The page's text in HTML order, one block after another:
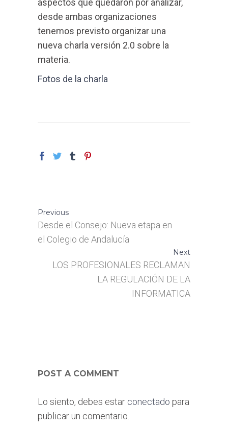
aspectos que quedaron por analizar,
desde ambas organizaciones
tenemos previsto organizar una
nueva charla versión 2.0 sobre la
materia.
Fotos de la charla
Previous
Desde el Consejo: Nueva etapa en
el Colegio de Andalucía
Next
LOS PROFESIONALES RECLAMAN
LA REGULACIÓN DE LA
INFORMATICA
POST A COMMENT
Lo siento, debes estar conectado para
publicar un comentario.